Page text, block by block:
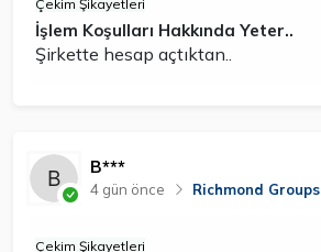
Çekim Şikayetleri
İşlem Koşulları Hakkında Yeter..
Şirkette hesap açtıktan..
B***
4 gün önce Richmond Groups
Çekim Şikayetleri